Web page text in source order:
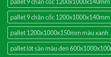
pallet 9 chân cốc 1200x1000x140mm
pallet 9 chân cốc 1200x1000x140mm
pallet 1200x1000x150mm màu xanh
pallet lót sàn màu đen